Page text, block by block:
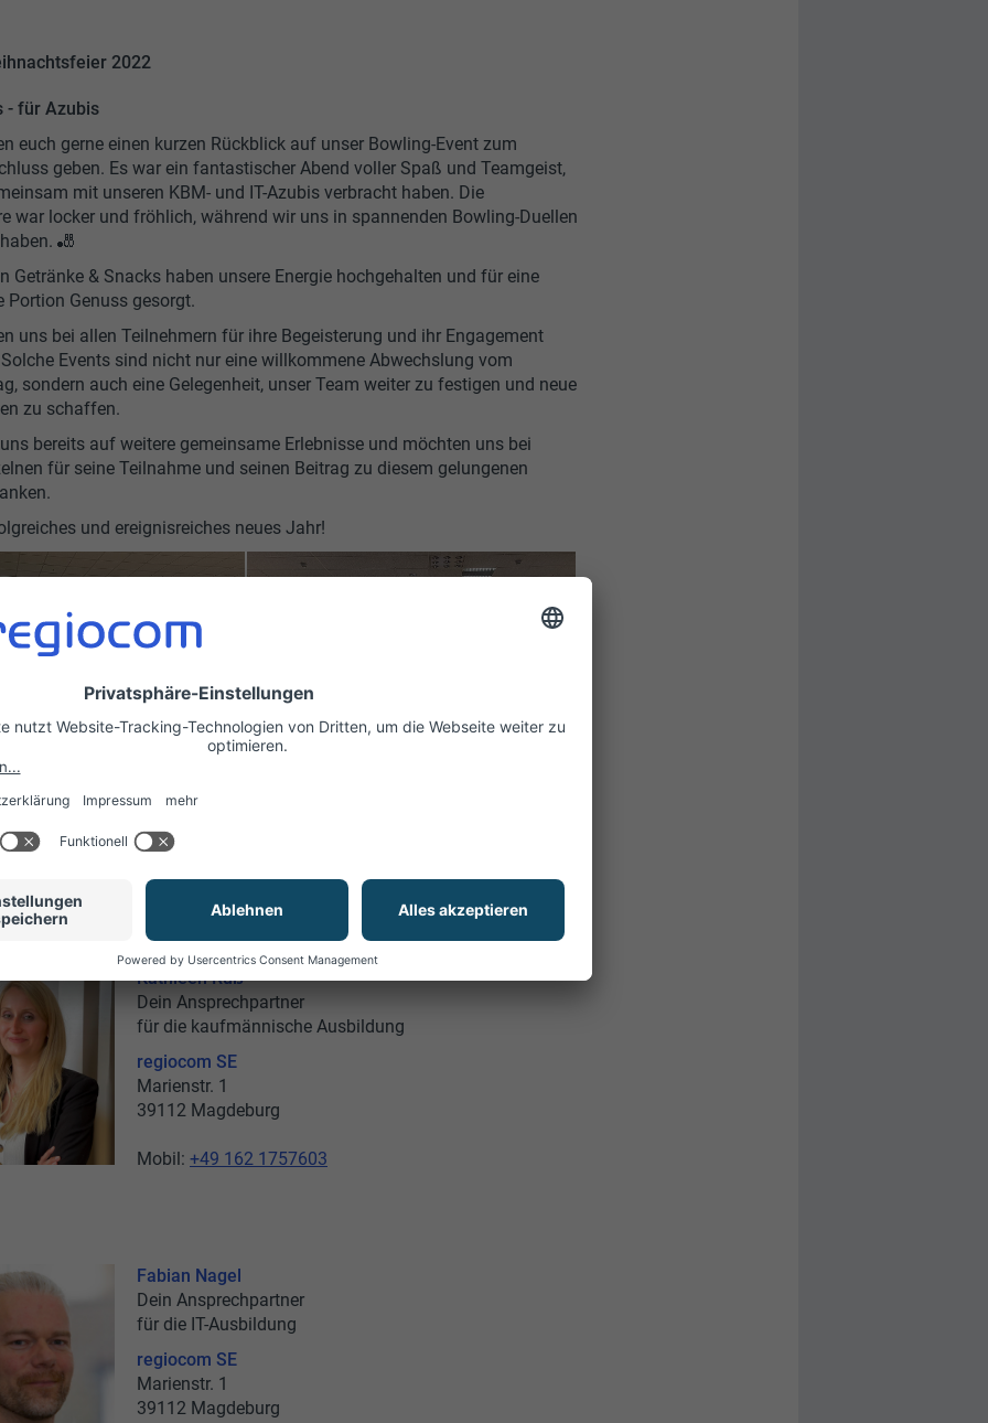
2022
- für Azubis
euch gerne einen kurzen Rückblick auf unser Bowling-Event zum
geben. Es war ein fantastischer Abend voller Spaß und Teamgeist,
mit unseren KBM- und IT-Azubis verbracht haben. Die
war locker und fröhlich, während wir uns in spannenden Bowling-Duellen
🎳
Getränke & Snacks haben unsere Energie hochgehalten und für eine
Portion Genuss gesorgt.
uns bei allen Teilnehmern für ihre Begeisterung und ihr Engagement
Events sind nicht nur eine willkommene Abwechslung vom
sondern auch eine Gelegenheit, unser Team weiter zu festigen und neue
zu schaffen.
bereits auf weitere gemeinsame Erlebnisse und möchten uns bei
für seine Teilnahme und seinen Beitrag zu diesem gelungenen
und ereignisreiches neues Jahr!
Kathleen Ruß
Dein Ansprechpartner
für die kaufmännische Ausbildung
regiocom SE
Marienstr. 1
39112 Magdeburg
Mobil: +49 162 1757603
Fabian Nagel
Dein Ansprechpartner
für die IT-Ausbildung
regiocom SE
Marienstr. 1
39112 Magdeburg